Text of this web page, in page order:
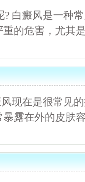
白癜风是一种
的危害，尤其
现在是很常见
露在外的皮肤